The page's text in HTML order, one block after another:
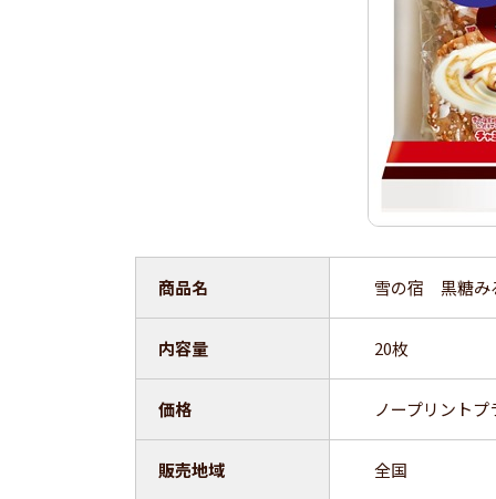
商品名 雪の宿 黒糖み
内容量 20枚
価格 ノープリント
販売地域 全国